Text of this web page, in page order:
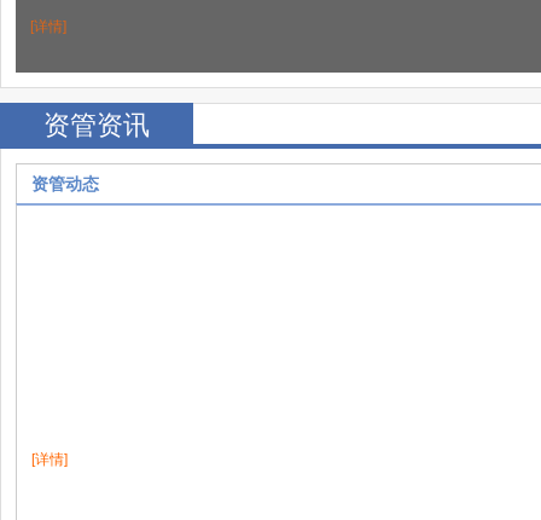
[详情]
资管资讯
资管动态
[详情]